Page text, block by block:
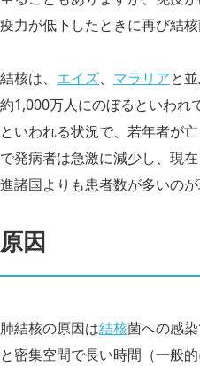
疫力が低下したときに再び結
結核は、 エイズ、 マラリアと
約1,000万人にのぼるといわれ
といわれる状況で、若年者が
で発病者は急激に減少し、現
進諸国よりも患者数が多いのが
原因
肺結核の原因は結核菌への感染
と密集空間で長い時間（一般